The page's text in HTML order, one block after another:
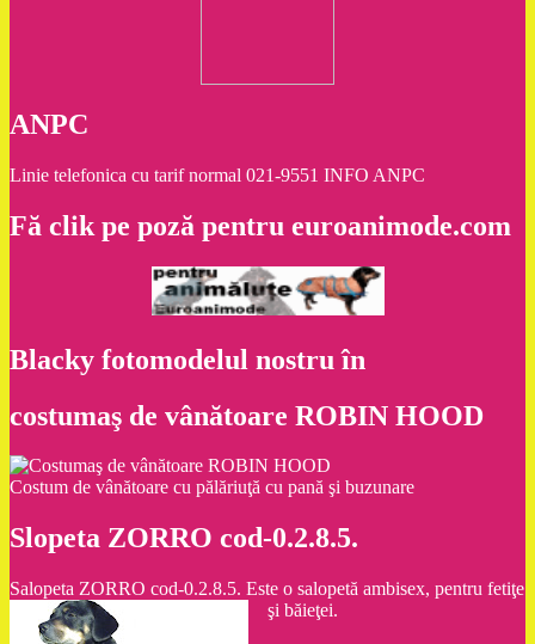
ANPC
Linie telefonica cu tarif normal 021-9551 INFO ANPC
Fă clik pe poză pentru euroanimode.com
Blacky fotomodelul nostru în
costumaş de vânătoare ROBIN HOOD
Costum de vânătoare cu pălăriuţă cu pană şi buzunare
Slopeta ZORRO cod-0.2.8.5.
Salopeta ZORRO cod-0.2.8.5. Este o salopetă ambisex, pentru fetiţe
şi băieţei.